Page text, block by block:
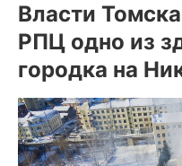
Власти
РПЦ одно из
городка на